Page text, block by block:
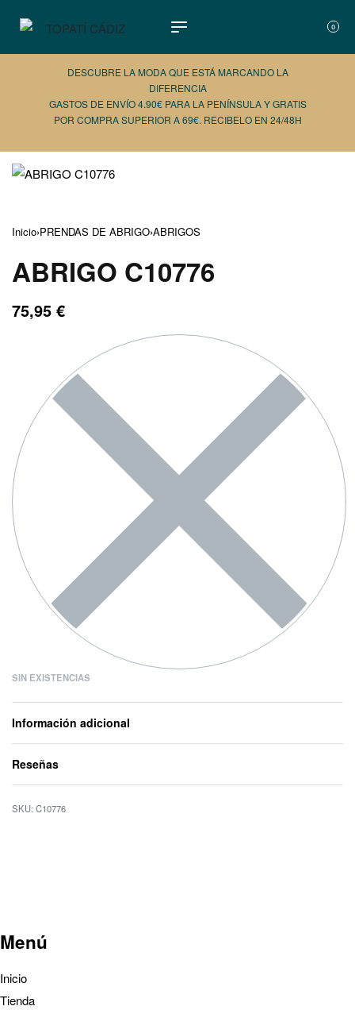
0
DESCUBRE LA MODA QUE ESTÁ MARCANDO LA
DIFERENCIA
GASTOS DE ENVÍO 4.90€ PARA LA PENÍNSULA Y GRATIS
POR COMPRA SUPERIOR A 69€. RECIBELO EN 24/48H
Inicio›PRENDAS DE ABRIGO›ABRIGOS
ABRIGO C10776
75,95 €
SIN EXISTENCIAS
Información adicional
Reseñas
C10776
Menú
Inicio
Tienda